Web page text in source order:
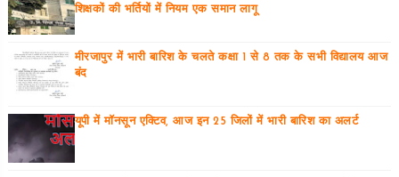
शिक्षकों की भर्तियों में नियम एक समान लागू
मीरजापुर में भारी बारिश के चलते कक्षा 1 से 8 तक के सभी विद्यालय आज
बंद
यूपी में मॉनसून एक्टिव, आज इन 25 जिलों में भारी बारिश का अलर्ट